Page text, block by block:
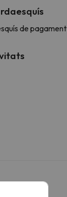
de pagament